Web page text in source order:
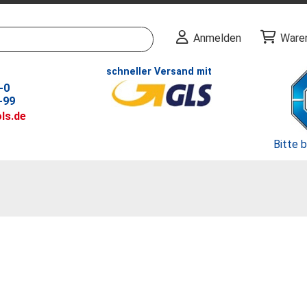
Anmelden
0
99
schneller Versand mit
Bitte